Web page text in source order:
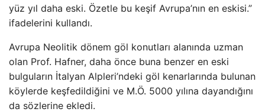
yüz yıl daha eski. Özetle bu keşif Avrupa’nın en eskisi.”
ifadelerini kullandı.
Avrupa Neolitik dönem göl konutları alanında uzman
olan Prof. Hafner, daha önce buna benzer en eski
bulguların İtalyan Alpleri’ndeki göl kenarlarında bulunan
köylerde keşfedildiğini ve M.Ö. 5000 yılına dayandığını
da sözlerine ekledi.